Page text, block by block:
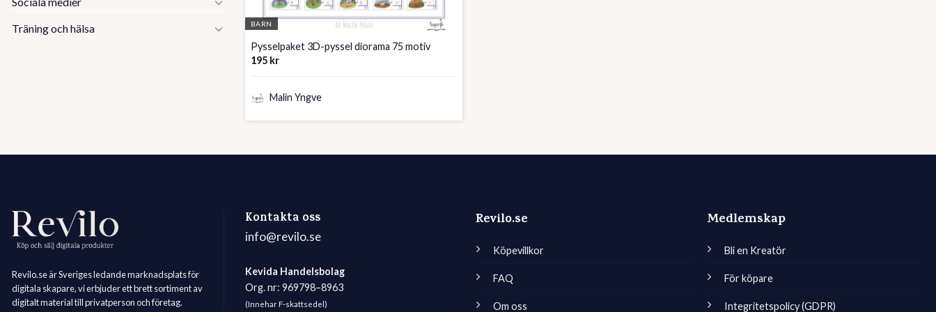
Träning och hälsa
BARN
Pysselpaket 3D-pyssel diorama 75 motiv
195 kr
Malin Yngve
Revilo.se är Sveriges ledande marknadsplats för
digitala skapare, vi erbjuder ett brett sortiment av
digitalt material till privatperson och företag.
Kontakta oss
info@revilo.se
Kevida Handelsbolag
Org. nr: 969798–8963
(Innehar F-skattsedel)
Revilo.se
Köpevillkor
FAQ
Om oss
Medlemskap
Bli en Kreatör
För köpare
Integritetspolicy (GDPR)